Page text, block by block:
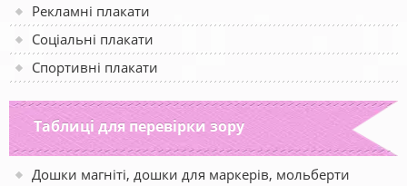
Рекламні плакати
Соціальні плакати
Спортивні плакати
Таблиці для перевірки зору
Дошки магніті, дошки для маркерів, мольберти